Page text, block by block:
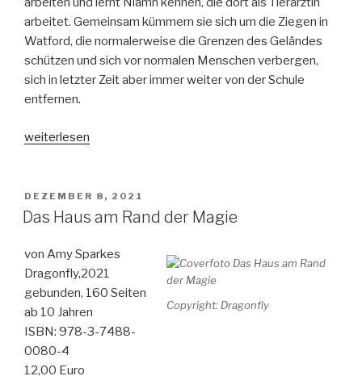
arbeitet. Gemeinsam kümmern sie sich um die Ziegen in
Watford, die normalerweise die Grenzen des Geländes
schützen und sich vor normalen Menschen verbergen,
sich in letzter Zeit aber immer weiter von der Schule
entfernen.
„Simon
3:
Any
the
wind
blows“
weiterlesen
VERÖFFENTLICHT
AM
DEZEMBER 8, 2021
Das Haus am Rand der Magie
Copyright: Dragonfly
von Amy Sparkes
Dragonfly,2021
gebunden, 160 Seiten
ab 10 Jahren
ISBN: 978-3-7488-
0080-4
12,00 Euro